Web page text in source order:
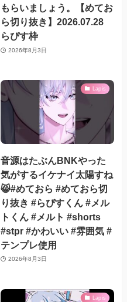
もらいましょう。【めてお
ら切り抜き】2026.07.28
らぴす枠
2026年8月3日
Lapis
音源はたぶんBNKやった
気がするイケナイ太陽すね
😸#めておら #めておら切
り抜き #らぴすくん #メル
トくん #メルト #shorts
#stpr #かわいい #雰囲気 #
テンプレ使用
2026年8月3日
Lapis